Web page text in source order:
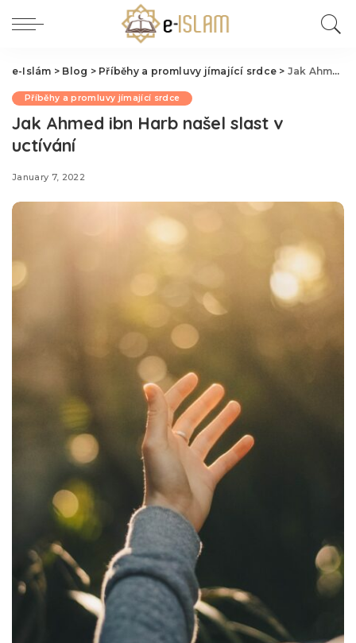
e-Islám > Blog > Příběhy a promluvy jímající srdce > Jak Ahmed ibn Harb našel slast v uctívání
Příběhy a promluvy jímající srdce
Jak Ahmed ibn Harb našel slast v
uctívání
January 7, 2022